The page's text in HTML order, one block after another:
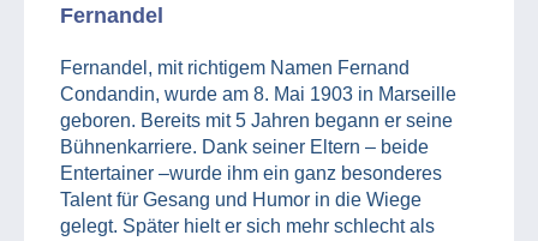
Fernandel
Fernandel, mit richtigem Namen Fernand
Condandin, wurde am 8. Mai 1903 in Marseille
geboren. Bereits mit 5 Jahren begann er seine
Bühnenkarriere. Dank seiner Eltern – beide
Entertainer –wurde ihm ein ganz besonderes
Talent für Gesang und Humor in die Wiege
gelegt. Später hielt er sich mehr schlecht als